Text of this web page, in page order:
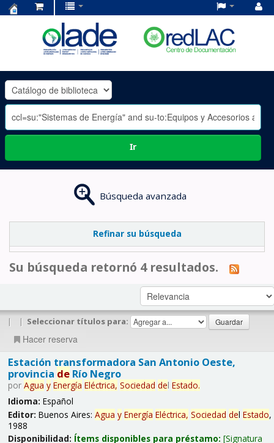
OLADE
-
Ir
Búsqueda avanzada
Refinar su búsqueda
Su búsqueda retornó 4 resultados.
| | Seleccionar títulos para:
Hacer reserva
Estación transformadora San Antonio Oeste,
provincia deRío Negro
por Agua y Energía Eléctrica, Sociedad del Estado.
Idioma: Español
Editor: Buenos Aires: Agua y Energía Eléctrica, Sociedad del Estado,
1988
Disponibilidad: Ítems disponibles para préstamo: Signatura